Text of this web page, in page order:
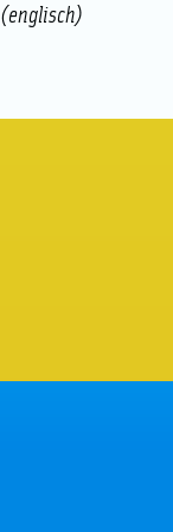
(englisch)